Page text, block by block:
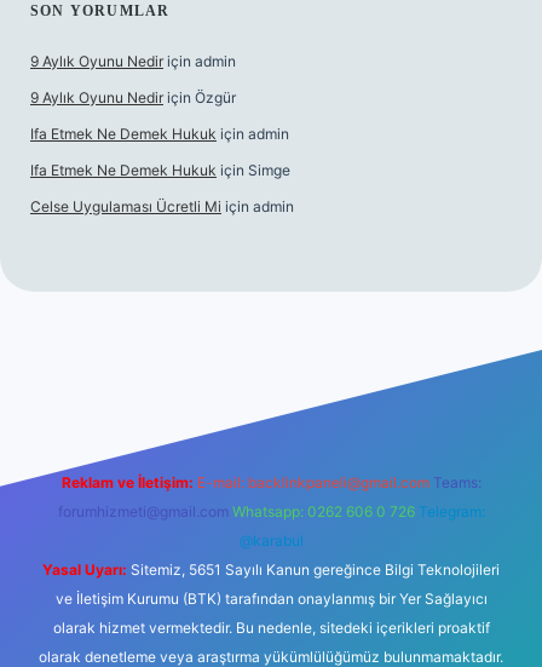
SON YORUMLAR
9 Aylık Oyunu Nedir için admin
9 Aylık Oyunu Nedir için Özgür
Ifa Etmek Ne Demek Hukuk için admin
Ifa Etmek Ne Demek Hukuk için Simge
Celse Uygulaması Ücretli Mi için admin
Reklam ve İletişim: E-mail: backlinkpaneli@gmail.com Teams:
forumhizmeti@gmail.com Whatsapp: 0262 606 0 726 Telegram:
@karabul
Yasal Uyarı: Sitemiz, 5651 Sayılı Kanun gereğince Bilgi Teknolojileri
ve İletişim Kurumu (BTK) tarafından onaylanmış bir Yer Sağlayıcı
olarak hizmet vermektedir. Bu nedenle, sitedeki içerikleri proaktif
olarak denetleme veya araştırma yükümlülüğümüz bulunmamaktadır.